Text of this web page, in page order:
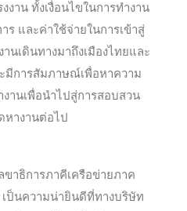
งาน ทั้งเงื่อนไขในการทำงาน
ร และค่าใช้จ่ายในการเข้าสู่
นเดินทางมาถึงเมืองไทยและ
มีการสัมภาษณ์เพื่อหาความ
านเพื่อนำไปสู่การสอบสวน
หางานต่อไป
ขาธิการภาคีเครือข่ายภาค
ป็นความน่ายินดีที่ทางบริษัท